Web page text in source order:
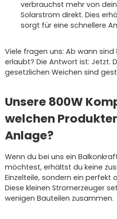
verbrauchst mehr von
Solarstrom direkt. Dies
sorgt für eine schnellere
Viele fragen uns: Ab wann
erlaubt? Die Antwort ist: Jetzt.
gesetzlichen Weichen sind
Unsere 800W
welchen
Anlage?
Wenn du bei uns ein
möchtest, erhältst du keine
Einzelteile, sondern ein
Diese kleinen Stromerzeuger
wenigen Bauteilen zusammen.